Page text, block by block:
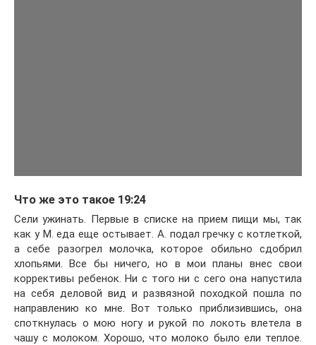
Что же это такое 19:24
Сели ужинать. Первые в списке на прием пищи мы, так
как у М. еда еще остывает. А. подал гречку с котлеткой,
а себе разогрел молочка, которое обильно сдобрил
хлопьями. Все бы ничего, но в мои планы внес свои
коррективы ребенок. Ни с того ни с сего она напустила
на себя деловой вид и развязной походкой пошла по
направлению ко мне. Вот только приблизившись, она
споткнулась о мою ногу и рукой по локоть влетела в
чашу с молоком. Хорошо, что молоко было ели теплое.